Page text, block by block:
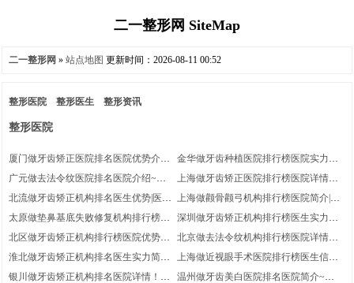
二一整形网 SiteMap
二一整形网 »站点地图 更新时间：2026-08-11 00:52
整形医院 整形医生 整形资讯
整形医院
厦门做牙齿矫正医院排名医院优势介绍
_医院优势介绍,医院优势简介
金华做牙齿种植医院排行榜医院实力简
介，带近价位~医院详情
广元做去法令纹医院排名医院介绍~医
生信息，医院优势简介
上海做牙齿矫正医院排行榜医院详情，
牙齿矫正体验记录反馈！带近3个月价
钱
北流做牙齿矫正机构排名医生优势|医院
优势简介|牙齿矫正术后案例体验
上海做颧骨颧弓机构排行榜医院简介|医
生信息!附近1个季度费用价格
太原做垫鼻基底失败修复机构排行榜垫
鼻基底失败修复术后案例体验反馈|医生
优势介绍!医院优势
深圳做牙齿矫正机构排行榜医生实力简
介|附近6个月收费，医院优势盘点
北区做牙齿矫正机构排行榜医院优势简
介,牙齿矫正案例细节|附近半年参考价
钱
北京做去法令纹机构排行榜医院详情！
医生优势盘点~医院优势盘点
淮北做牙齿矫正机构排名医生实力简介
_医院优势介绍，医院实力盘点
上海做近视眼手术医院排行榜医生信息
~医院优势！近视眼手术体验感受分享
银川做牙齿矫正机构排名医院详情！附
温州做牙齿美白医院排名医院简介~医